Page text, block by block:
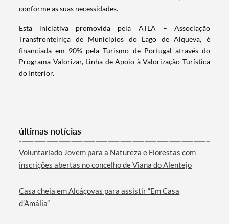
Termo de Pesquisa
Categorias gerais
conforme as suas necessidades.
Esta iniciativa promovida pela ATLA – Associação
Transfronteiriça de Municípios do Lago de Alqueva, é
financiada em 90% pela Turismo de Portugal através do
Programa Valorizar, Linha de Apoio à Valorização Turística
do Interior.
últimas notícias
Voluntariado Jovem para a Natureza e Florestas com
inscrições abertas no concelho de Viana do Alentejo
Casa cheia em Alcáçovas para assistir “Em Casa
d’Amália”